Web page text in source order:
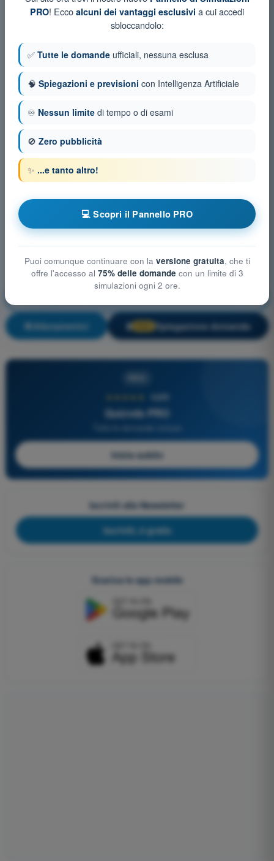
Allenamento! 🔒 Spiegazione domanda
4,6/5
Quizvds PRO
Inizia subito
Iscriviti alla Newsletter
Iscriviti, è gratis
Scarica le app mobile
PRO! Ecco alcuni dei vantaggi esclusivi a cui accedi
sbloccandolo:
✅ Tutte le domande ufficiali, nessuna esclusa
🧠 Spiegazioni e previsioni con Intelligenza Artificiale
♾️ Nessun limite di tempo o di esami
🚫 Zero pubblicità
✨ ...e tanto altro!
💻 Scopri il Pannello PRO
Puoi comunque continuare con la versione gratuita, che ti
offre l'accesso al 75% delle domande con un limite di 3
simulazioni ogni 2 ore.